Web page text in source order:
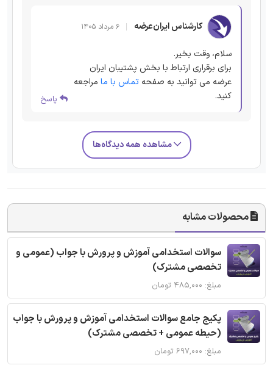
کارشناس ایران‌عرضه ۶ مرداد ۱۴۰۵
سلام، وقت بخیر.
برای برقراری ارتباط با بخش پشتیبان ایران
عرضه می توانید به صفحه تماس با ما مراجعه
کنید.
پاسخ
مشاهده همه دیدگاه‌ها
محصولات مشابه
سوالات استخدامی آموزش و پرورش با جواب (عمومی و
تخصصی مشترک)
مبلغ: ۴۸۵,۰۰۰ تومان
پکیج جامع سوالات استخدامی آموزش و پرورش با جواب
(حیطه عمومی + تخصصی مشترک)
مبلغ: ۶۹۷,۰۰۰ تومان